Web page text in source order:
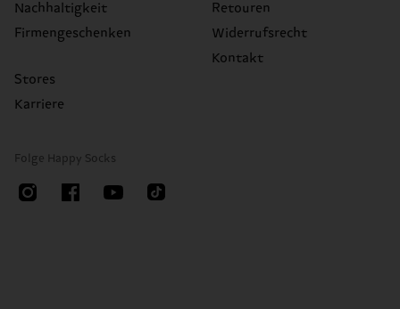
Nachhaltigkeit
Firmengeschenken
Stores
Karriere
Retouren
Widerrufsrecht
Kontakt
Folge Happy Socks